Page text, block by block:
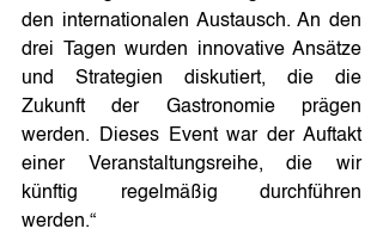
den internationalen Austausch. An den
drei Tagen wurden innovative Ansätze
und Strategien diskutiert, die die
Zukunft der Gastronomie prägen
werden. Dieses Event war der Auftakt
einer Veranstaltungsreihe, die wir
künftig regelmäßig durchführen
werden.“